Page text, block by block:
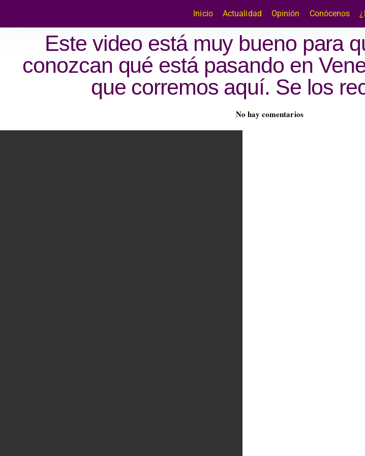
. Inicio Actualidad Opinión Conócenos
Este video está muy bueno para
conozcan qué está pasando en
que corremos aquí. Se los
No hay comentarios